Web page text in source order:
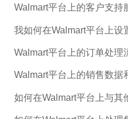
Walmart平台上的客户支持
Walmart平台上的订单处理